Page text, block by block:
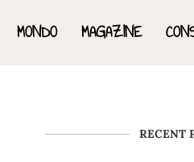
MONDO MAGAZINE
RECENT